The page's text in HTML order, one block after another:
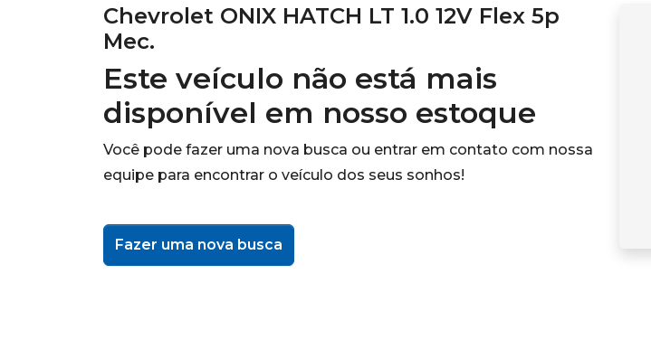
Chevrolet ONIX HATCH LT 1.0 12V Flex 5p
Mec.
Este veículo não está mais
disponível em nosso estoque
Você pode fazer uma nova busca ou entrar em contato com nossa
equipe para encontrar o veículo dos seus sonhos!
Fazer uma nova busca